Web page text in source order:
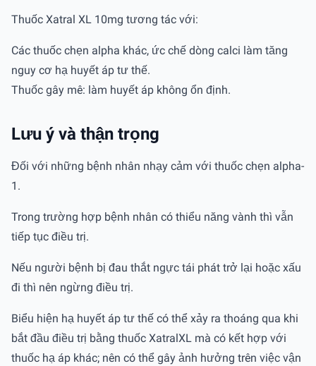
Thuốc Xatral XL 10mg tương tác với:
Các thuốc chẹn alpha khác, ức chế dòng calci làm tăng
nguy cơ hạ huyết áp tư thế.
Thuốc gây mê: làm huyết áp không ổn định.
Lưu ý và thận trọng
Đối với những bệnh nhân nhạy cảm với thuốc chẹn alpha-
1.
Trong trường hợp bệnh nhân có thiểu năng vành thì vẫn
tiếp tục điều trị.
Nếu người bệnh bị đau thắt ngực tái phát trở lại hoặc xấu
đi thì nên ngừng điều trị.
Biểu hiện hạ huyết áp tư thế có thể xảy ra thoáng qua khi
bắt đầu điều trị bằng thuốc XatralXL mà có kết hợp với
thuốc hạ áp khác; nên có thể gây ảnh hưởng trên việc vận